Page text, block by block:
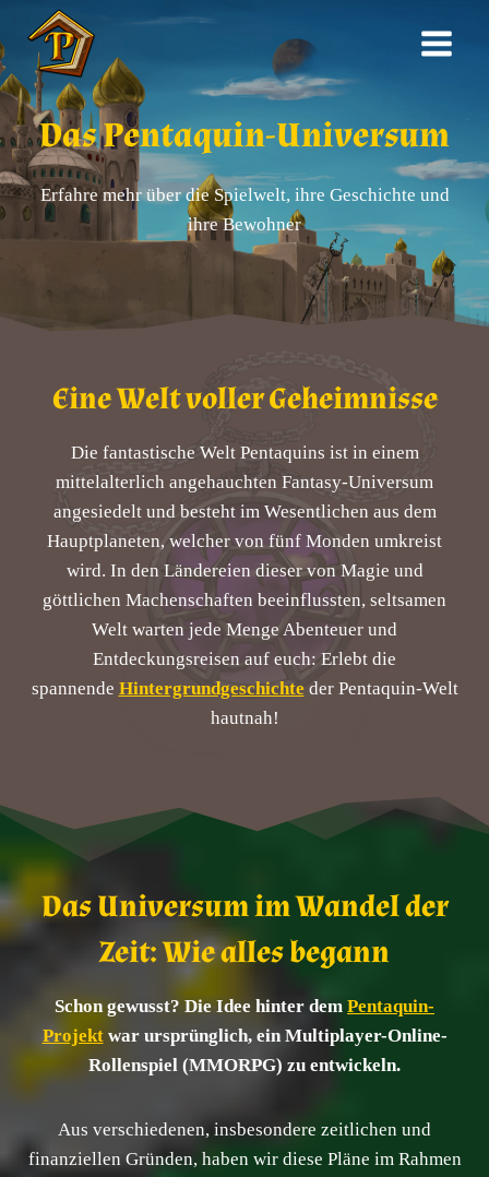
Inhalt
springen
Das Pentaquin-Universum
Erfahre mehr über die Spielwelt, ihre Geschichte und
ihre Bewohner
Eine Welt voller Geheimnisse
Die fantastische Welt Pentaquins ist in einem
mittelalterlich angehauchten Fantasy-Universum
angesiedelt und besteht im Wesentlichen aus dem
Hauptplaneten, welcher von fünf Monden umkreist
wird. In den Ländereien dieser von Magie und
göttlichen Machenschaften beeinflussten, seltsamen
Welt warten jede Menge Abenteuer und
Entdeckungsreisen auf euch: Erlebt die
spannende Hintergrundgeschichteder Pentaquin-Welt
hautnah!
Das Universum im Wandel der
Zeit: Wie alles begann
Schon gewusst? Die Idee hinter dem Pentaquin-
Projektwar ursprünglich, ein Multiplayer-Online-
Rollenspiel (MMORPG) zu entwickeln.
Aus verschiedenen, insbesondere zeitlichen und
finanziellen Gründen, haben wir diese Pläne im Rahmen